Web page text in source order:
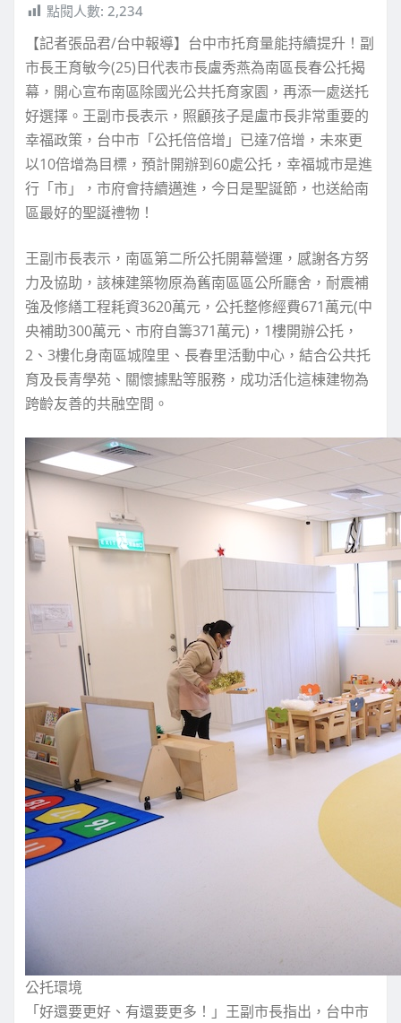
點閱人數: 2,234
【記者張品君/台中報導】台中市托育量能持續提升！副
市長王育敏今(25)日代表市長盧秀燕為南區長春公托揭
幕，開心宣布南區除國光公共托育家園，再添一處送托
好選擇。王副市長表示，照顧孩子是盧市長非常重要的
幸福政策，台中市「公托倍倍增」已達7倍增，未來更
以10倍增為目標，預計開辦到60處公托，幸福城市是進
行「市」，市府會持續邁進，今日是聖誕節，也送給南
區最好的聖誕禮物！
王副市長表示，南區第二所公托開幕營運，感謝各方努
力及協助，該棟建築物原為舊南區區公所廳舍，耐震補
強及修繕工程耗資3620萬元，公托整修經費671萬元(中
央補助300萬元、市府自籌371萬元)，1樓開辦公托，
2、3樓化身南區城隍里、長春里活動中心，結合公共托
育及長青學苑、關懷據點等服務，成功活化這棟建物為
跨齡友善的共融空間。
公托環境
「好還要更好、有還要更多！」王副市長指出，台中市